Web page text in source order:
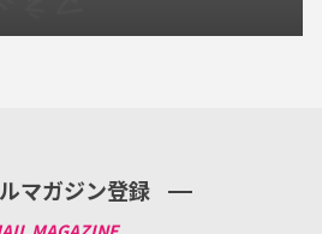
マガジン登録